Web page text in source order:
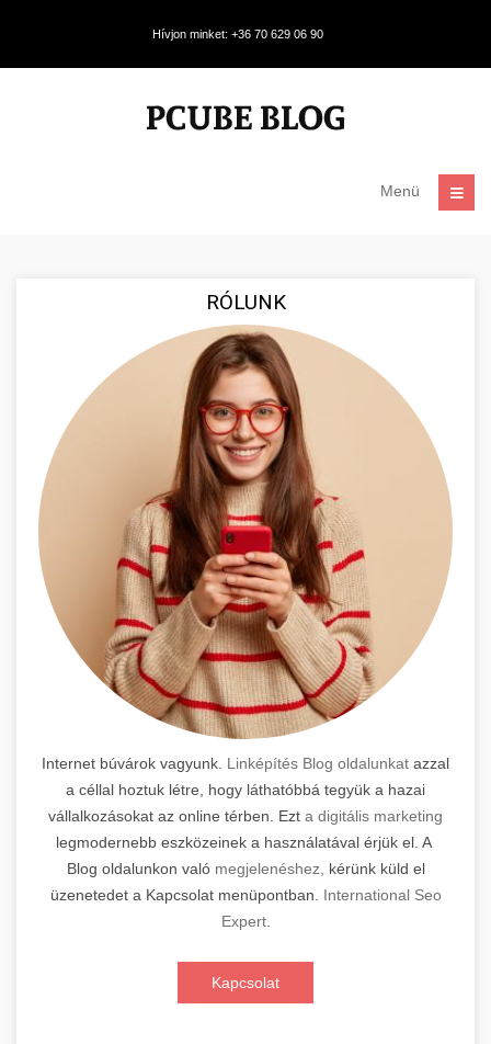
Hívjon minket: +36 70 629 06 90
Menü
RÓLUNK
Internet búvárok vagyunk. Linképítés Blog oldalunkat azzal
a céllal hoztuk létre, hogy láthatóbbá tegyük a hazai
vállalkozásokat az online térben. Ezt a digitális marketing
legmodernebb eszközeinek a használatával érjük el. A
Blog oldalunkon való megjelenéshez,
kérünk küld el
üzenetedet a Kapcsolat menüpontban. International Seo
Expert.
Kapcsolat